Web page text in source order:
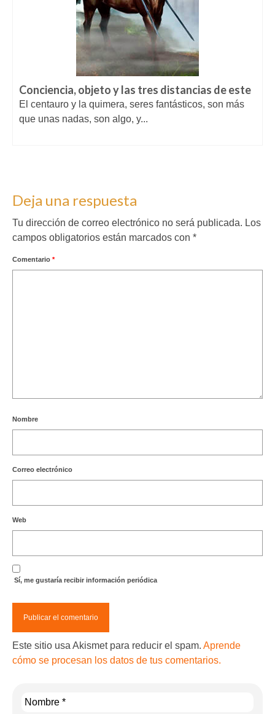
Conciencia, objeto y las tres distancias de este
El centauro y la quimera, seres fantásticos, son más
que unas nadas, son algo, y...
Deja una respuesta
Tu dirección de correo electrónico no será publicada. Los
campos obligatorios están marcados con *
Comentario *
Nombre
Correo electrónico
Web
Sí, me gustaría recibir información periódica
Este sitio usa Akismet para reducir el spam. Aprende
cómo se procesan los datos de tus comentarios.